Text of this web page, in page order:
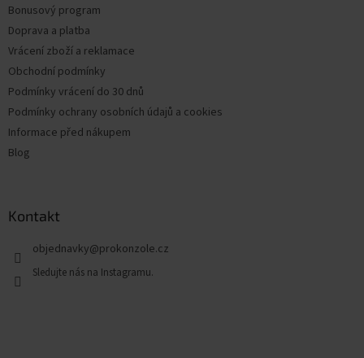
Bonusový program
Doprava a platba
Vrácení zboží a reklamace
Obchodní podmínky
Podmínky vrácení do 30 dnů
Podmínky ochrany osobních údajů a cookies
Informace před nákupem
Blog
Kontakt
objednavky@prokonzole.cz